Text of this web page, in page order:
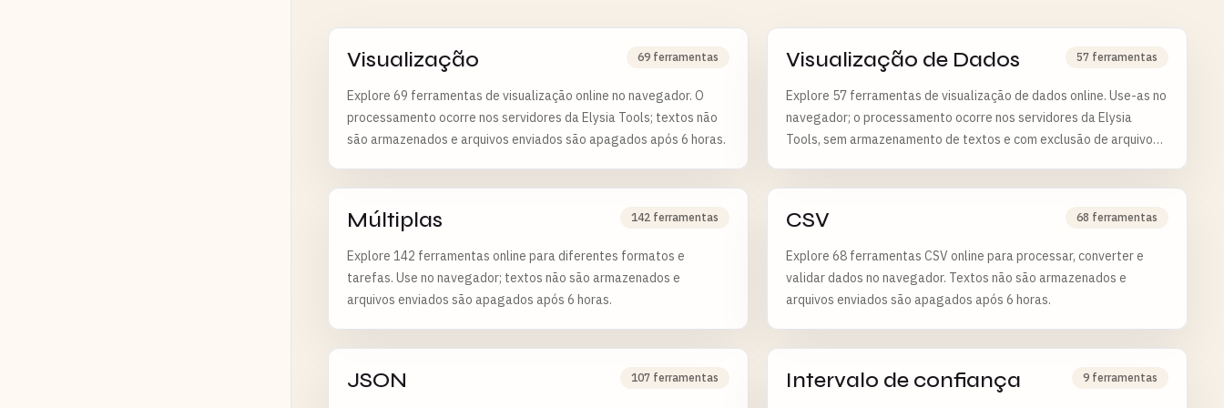
Visualização 69 ferramentas
Explore 69 ferramentas de visualização online no navegador. O
processamento ocorre nos servidores da Elysia Tools; textos não
são armazenados e arquivos enviados são apagados após 6 horas.
Visualização de Dados 57 ferramentas
Explore 57 ferramentas de visualização de dados online. Use-as no
navegador; o processamento ocorre nos servidores da Elysia
Tools, sem armazenamento de textos e com exclusão de arquivos
Múltiplas 142 ferramentas
Explore 142 ferramentas online para diferentes formatos e
tarefas. Use no navegador; textos não são armazenados e
arquivos enviados são apagados após 6 horas.
CSV 68 ferramentas
Explore 68 ferramentas CSV online para processar, converter e
validar dados no navegador. Textos não são armazenados e
arquivos enviados são apagados após 6 horas.
JSON 107 ferramentas Intervalo de confiança 9 ferramentas